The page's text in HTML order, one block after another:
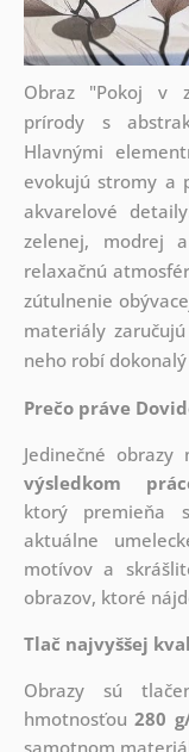
Obraz "Pokoj v
prírody s
Hlavnými
evokujú stromy a
akvarelové
zelenej, modrej
relaxačnú
zútulnenie
materiály
neho robí
Prečo práve
Jedinečné
výsledkom
ktorý premieňa
aktuálne
motívov a
obrazov, ktoré
Tlač najvyššej
Obrazy sú
hmotnosťou280